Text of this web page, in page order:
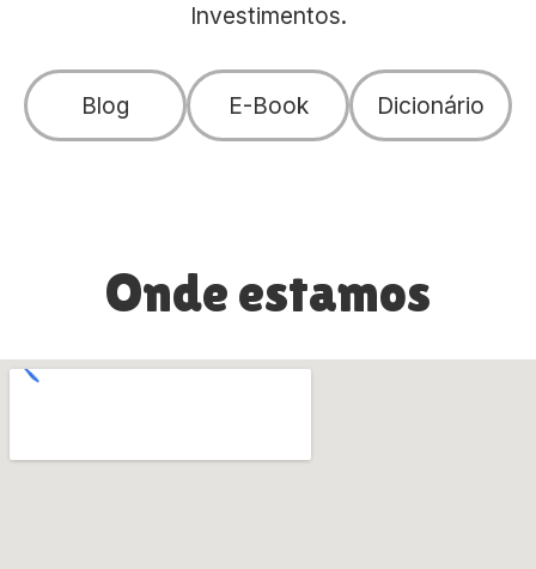
Investimentos.
Blog E-Book Dicionário
Onde estamos